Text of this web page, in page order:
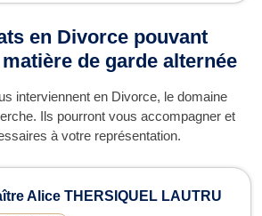
en Divorce pouvant
de garde alternée
interviennent en Divorce, le domaine
Ils pourront vous accompagner et
à votre représentation.
Alice THERSIQUEL LAUTRU